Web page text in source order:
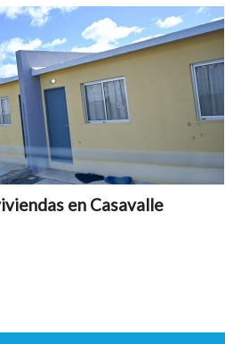
en Casavalle